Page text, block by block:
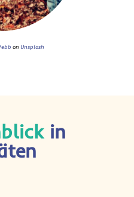
on Unsplash
in